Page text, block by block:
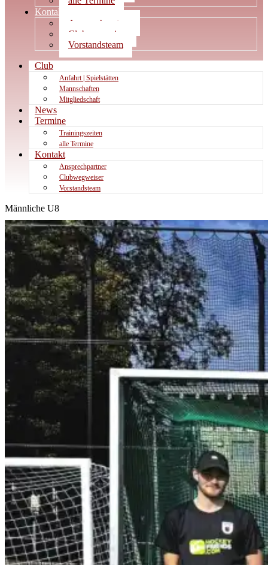
Kontakt
Ansprechpartner
Clubwegweiser
Vorstandsteam
Club
Anfahrt | Spielstätten
Mannschaften
Mitgliedschaft
News
Termine
Trainingszeiten
alle Termine
Kontakt
Ansprechpartner
Clubwegweiser
Vorstandsteam
Männliche U8